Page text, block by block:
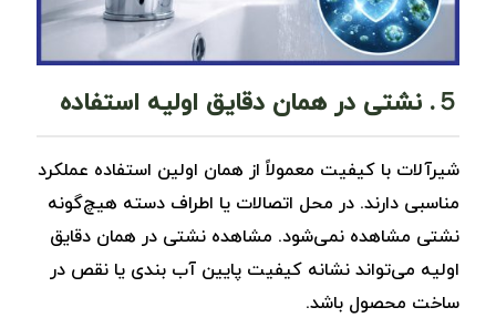
５. نشتی در همان دقایق اولیه استفاده
شیرآلات با کیفیت معمولاً از همان اولین استفاده عملکرد
مناسبی دارند. در محل اتصالات یا اطراف دسته هیچ‌گونه
نشتی مشاهده نمی‌شود. مشاهده نشتی در همان دقایق
اولیه می‌تواند نشانه کیفیت پایین آب ‌بندی یا نقص در
ساخت محصول باشد.